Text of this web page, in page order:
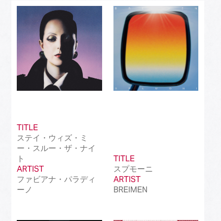
Best J-Rock Song (214)
Best Japanese Hip Hop/Rap Song (161)
Best Japanese R&B/Contemporary Song (212)
Best Japanese Dance Pop Song (172)
Best Idol Culture Song
Best Anime Song
Best Revival Hit Song
TITLE
ステイ・ウィズ・ミ
ー・スルー・ザ・ナイ
ト
ARTIST
ファビアナ・パラディ
ーノ
TITLE
スプモーニ
ARTIST
BREIMEN